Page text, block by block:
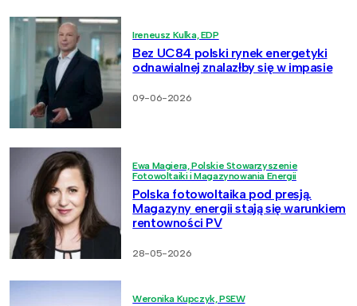
Ireneusz Kulka, EDP
Bez UC84 polski rynek energetyki
odnawialnej znalazłby się w impasie
09-06-2026
Ewa Magiera, Polskie Stowarzyszenie
Fotowoltaiki i Magazynowania Energii
Polska fotowoltaika pod presją.
Magazyny energii stają się warunkiem
rentowności PV
28-05-2026
Weronika Kupczyk, PSEW